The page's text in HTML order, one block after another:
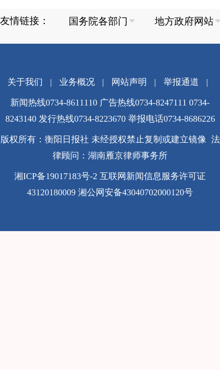
友情链接：
关于我们 | 业务概况| 网站声明 | 举报通道 |
新闻热线0734-8611110 广告热线0734-8247111 0734-
8243140 发行热线0734-8223670 举报电话0734-8686226
版权所有：衡阳日报社 未经授权禁止复制或建立镜像 法
律顾问：湖南雁京律师事务所
湘ICP备19017183号-2 互联网新闻信息服务许可证
43120180009 湘公网安备43040702000120号